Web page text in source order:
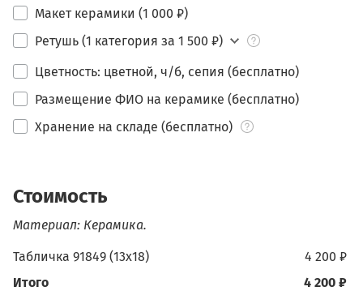
Макет керамики (1 000 ₽)
Ретушь (1 категория за 1 500 ₽)
Цветность: цветной, ч/б, сепия (бесплатно)
Размещение ФИО на керамике (бесплатно)
Хранение на складе (бесплатно)
Стоимость
Материал: Керамика.
4 200 ₽
Табличка 91849 (13х18)
4 200 ₽
Итого